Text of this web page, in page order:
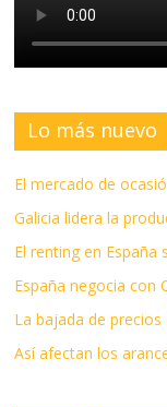
Lo más nuevo
El mercado de
Galicia lidera la
El renting en España
España negocia con
La bajada de
Así afectan los